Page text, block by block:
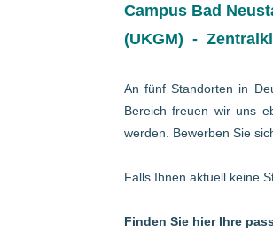
Campus Bad
(UKGM) -
An fünf Standorten in
Bereich freuen wir uns
werden. Bewerben Sie
Falls Ihnen aktuell keine
Finden Sie hier Ihre